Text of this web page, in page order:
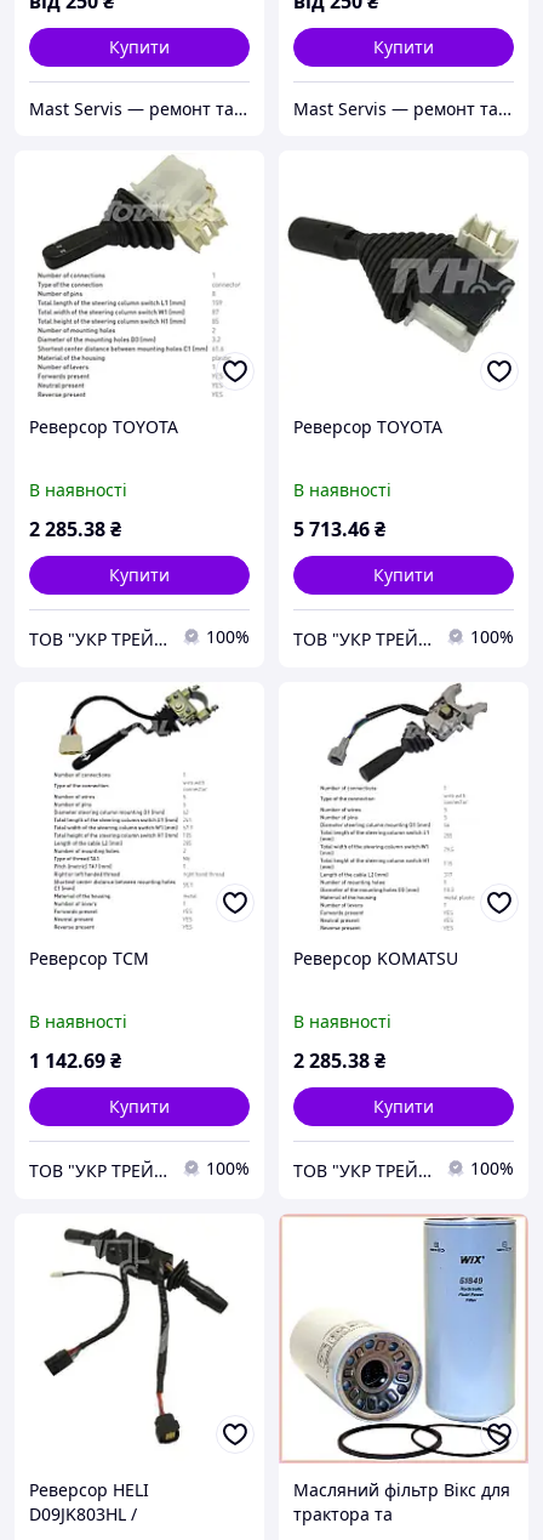
Купити
Mast Servis — ремонт та запчастини до навантажувачів
Купити
Mast Servis — ремонт та запчастини до навантажувачів
Реверсор TOYOTA
В наявності
2 285.38₴
Купити
ТОВ "УКР ТРЕЙД КОМПАНІ" 100%
Реверсор TOYOTA
В наявності
5 713.46₴
Купити
ТОВ "УКР ТРЕЙД КОМПАНІ" 100%
Реверсор TCM
В наявності
1 142.69₴
Купити
ТОВ "УКР ТРЕЙД КОМПАНІ" 100%
Реверсор KOMATSU
В наявності
2 285.38₴
Купити
ТОВ "УКР ТРЕЙД КОМПАНІ" 100%
Реверсор HELI
D09JK803HL /
Масляний фільтр Вікс для
трактора та